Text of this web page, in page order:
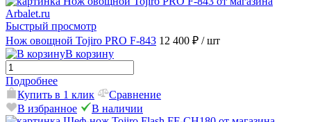
Быстрый просмотр
Нож овощной Tojiro PRO F-843 12 400 ₽ / шт
В корзину
Подробнее
Купить в 1 клик
Сравнение
В избранное
В наличии